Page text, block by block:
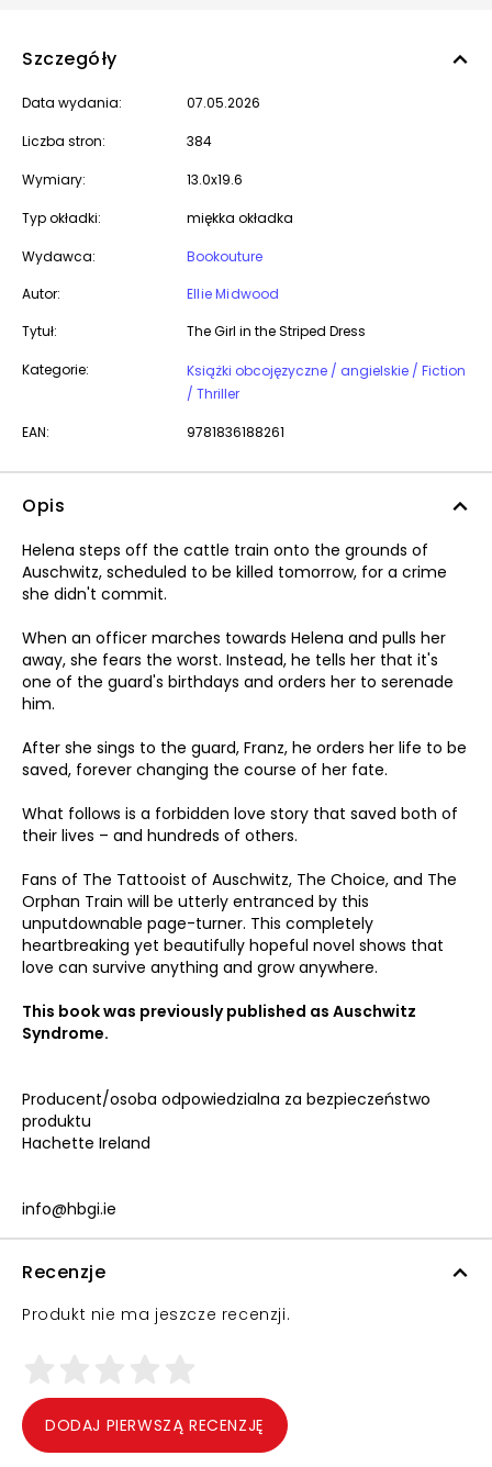
Szczegóły
Data wydania: 07.05.2026
Liczba stron: 384
Wymiary: 13.0x19.6
Typ okładki: miękka okładka
Wydawca:
Bookouture
Autor:
Ellie Midwood
Tytuł:
The Girl in the Striped Dress
Kategorie:
Książki obcojęzyczne / angielskie / Fiction
/ Thriller
EAN: 9781836188261
Opis
Helena steps off the cattle train onto the grounds of
Auschwitz, scheduled to be killed tomorrow, for a crime
she didn't commit.
When an officer marches towards Helena and pulls her
away, she fears the worst. Instead, he tells her that it's
one of the guard's birthdays and orders her to serenade
him.
After she sings to the guard, Franz, he orders her life to be
saved, forever changing the course of her fate.
What follows is a forbidden love story that saved both of
their lives – and hundreds of others.
Fans of The Tattooist of Auschwitz, The Choice, and The
Orphan Train will be utterly entranced by this
unputdownable page-turner. This completely
heartbreaking yet beautifully hopeful novel shows that
love can survive anything and grow anywhere.
This book was previously published as Auschwitz
Syndrome.
Producent/osoba odpowiedzialna za bezpieczeństwo
produktu
Hachette Ireland
info@hbgi.ie
Recenzje
Produkt nie ma jeszcze recenzji.
DODAJ PIERWSZĄ RECENZJĘ